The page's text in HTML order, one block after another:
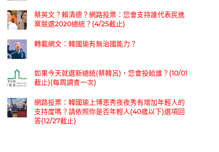
蔡英文？賴清德？網路投票：您會支持誰代表民進
黨競選2020總統？(4/25截止)
轉載網文：韓國瑜有無治國能力？
如果今天就選新總統(蔡韓呂)，您會投給誰？(10/01
截止)(每周調查一次)
網路投票：韓國瑜上博恩秀夜夜秀有增加年輕人的
支持度嗎？請依照你是否年輕人(40歲以下)選項回
答(12/27截止)